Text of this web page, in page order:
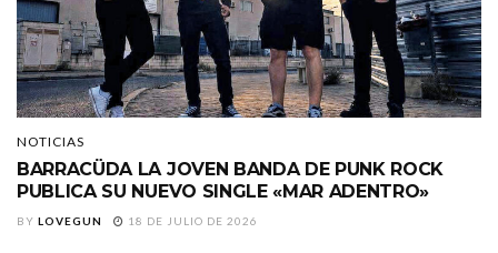
NOTICIAS
BARRACÜDA LA JOVEN BANDA DE PUNK ROCK
PUBLICA SU NUEVO SINGLE «MAR ADENTRO»
BY LOVEGUN 18 DE JULIO DE 2026